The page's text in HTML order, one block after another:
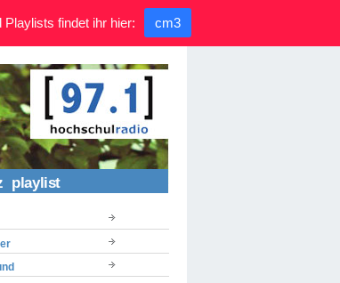
playlist
findet ihr hier: cm3